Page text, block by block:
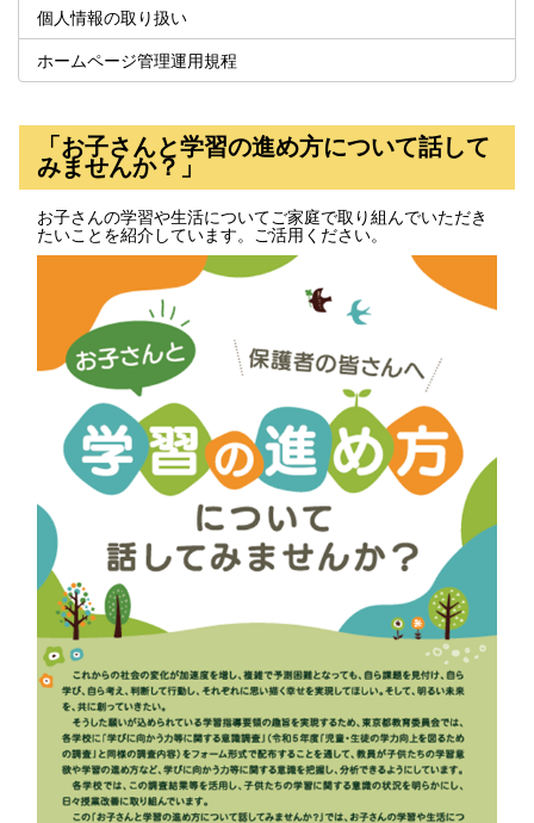
個人情報の取り扱い
ホームページ管理運用規程
「お子さんと学習の進め方について話して
みませんか？」
お子さんの学習や生活についてご家庭で取り組んでいただき
たいことを紹介しています。ご活用ください。